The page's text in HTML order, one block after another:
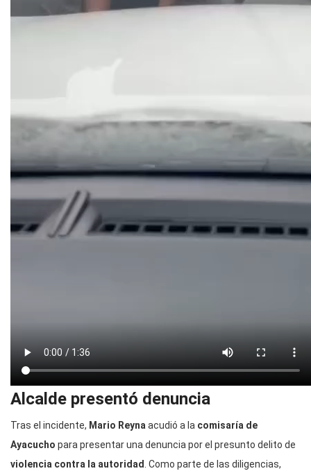
Alcalde presentó denuncia
Tras el incidente, Mario Reynaacudió a la comisaría de
Ayacucho para presentar una denuncia por el presunto delito de
violencia contra la autoridad. Como parte de las diligencias,